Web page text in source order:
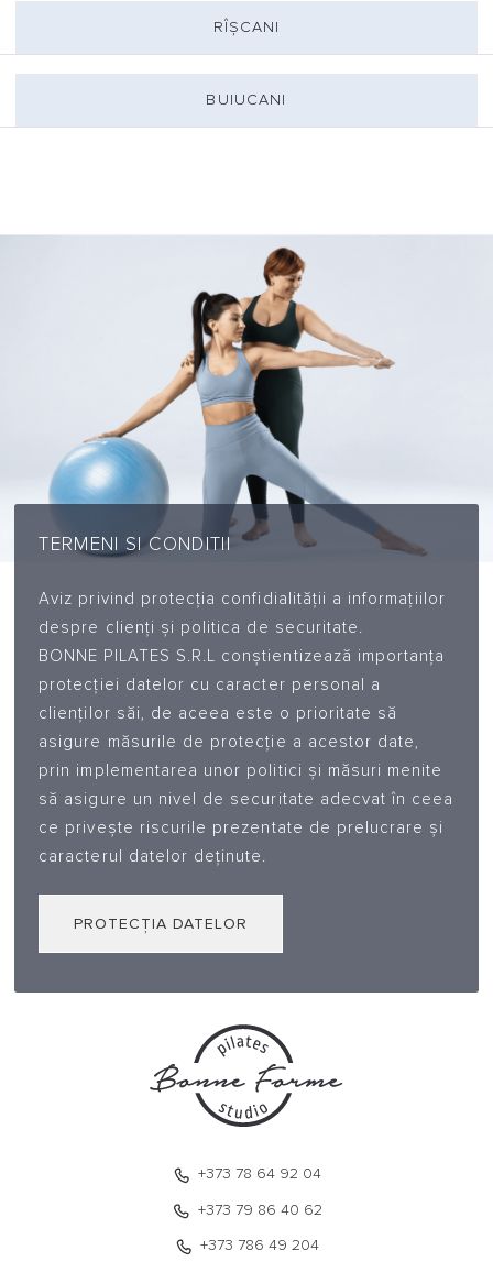
RÎȘCANI
BUIUCANI
TERMENI SI CONDITII
Aviz privind protecția confidialității a informațiilor
despre clienți și politica de securitate.
BONNE PILATES S.R.L conştientizează importanţa
protecţiei datelor cu caracter personal a
clienţilor săi, de aceea este o prioritate să
asigure măsurile de protecţie a acestor date,
prin implementarea unor politici şi măsuri menite
să asigure un nivel de securitate adecvat în ceea
ce priveşte riscurile prezentate de prelucrare şi
caracterul datelor deţinute.
PROTECȚIA DATELOR
+373 78 64 92 04
+373 79 86 40 62
+373 786 49 204